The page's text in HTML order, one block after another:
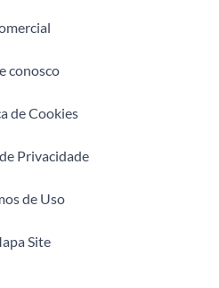
conosco
de Cookies
Privacidade
de Uso
Site